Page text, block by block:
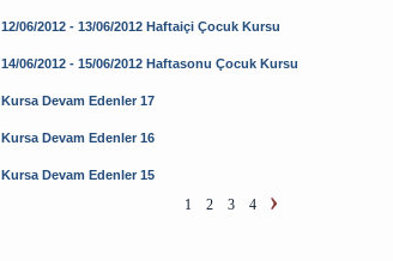
12/06/2012 - 13/06/2012 Haftaiçi Çocuk Kursu
14/06/2012 - 15/06/2012 Haftasonu Çocuk Kursu
Kursa Devam Edenler 17
Kursa Devam Edenler 16
Kursa Devam Edenler 15
1 2 3
4